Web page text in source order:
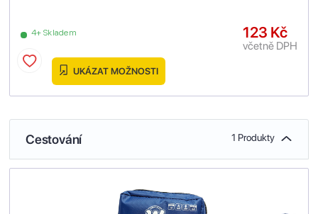
4+ Skladem 123 Kč
včetně DPH
UKÁZAT MOŽNOSTI
Cestování 1 Produkty